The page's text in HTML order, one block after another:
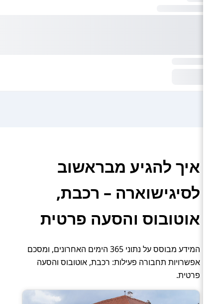
איך להגיע מבראשוב
לסיגישוארה – רכבת,
אוטובוס והסעה פרטית
המידע מבוסס על נתוני 365 הימים האחרונים, ומסכם
אפשרויות תחבורה פעילות: רכבת, אוטובוס והסעה
פרטית.